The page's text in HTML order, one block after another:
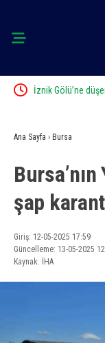
İznik Gölü’ne
Ana Sayfa › Bursa
şap
Giriş: 12-05-2025 17:59
Güncelleme: 13-05-2025
Kaynak: İHA